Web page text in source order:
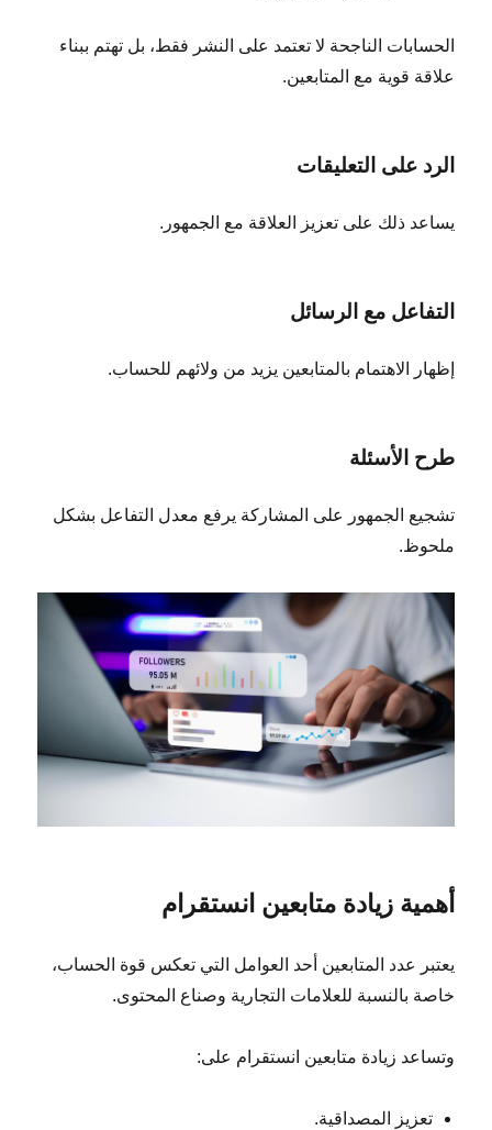
الحسابات الناجحة لا تعتمد على النشر فقط، بل تهتم ببناء
علاقة قوية مع المتابعين.
الرد على التعليقات
يساعد ذلك على تعزيز العلاقة مع الجمهور.
التفاعل مع الرسائل
إظهار الاهتمام بالمتابعين يزيد من ولائهم للحساب.
طرح الأسئلة
تشجيع الجمهور على المشاركة يرفع معدل التفاعل بشكل
ملحوظ.
أهمية زيادة متابعين انستقرام
يعتبر عدد المتابعين أحد العوامل التي تعكس قوة الحساب،
خاصة بالنسبة للعلامات التجارية وصناع المحتوى.
وتساعد زيادة متابعين انستقرام على:
تعزيز المصداقية.